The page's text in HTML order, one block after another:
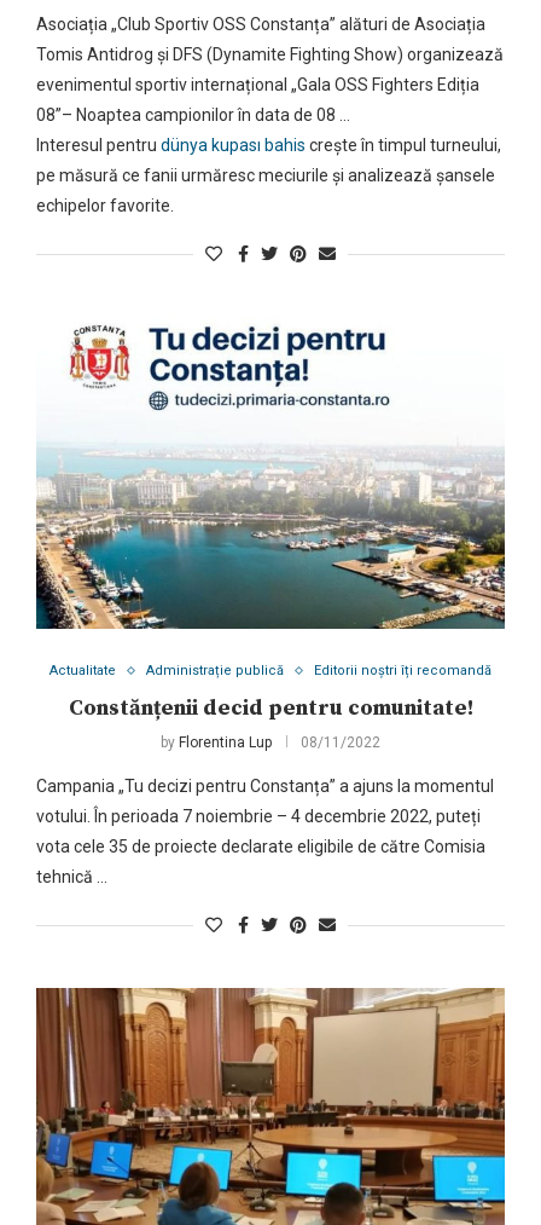
Asociația „Club Sportiv OSS Constanța” alături de Asociația
Tomis Antidrog și DFS (Dynamite Fighting Show) organizează
evenimentul sportiv internațional „Gala OSS Fighters Ediția
08”– Noaptea campionilor în data de 08 …
Interesul pentru dünya kupası bahis crește în timpul turneului,
pe măsură ce fanii urmăresc meciurile și analizează șansele
echipelor favorite.
Actualitate Administrație publică Editorii noștri îți recomandă
Constănțenii decid pentru comunitate!
by Florentina Lup 08/11/2022
Campania „Tu decizi pentru Constanța” a ajuns la momentul
votului. În perioada 7 noiembrie – 4 decembrie 2022, puteți
vota cele 35 de proiecte declarate eligibile de către Comisia
tehnică …